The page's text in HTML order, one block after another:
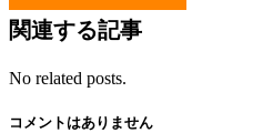
関連する記事
No related posts.
コメントはありません